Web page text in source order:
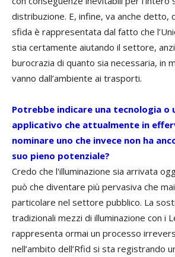
distribuzione. E, infine, va anche detto,
sfida è rappresentata dal fatto che
stia certamente aiutando il settore,
burocrazia di quanto sia necessaria, in
vanno dall’ambiente ai trasporti.
Potrebbe indicare una tecnologia o
applicativo che attualmente in
nominare uno che invece non ha
suo pieno potenziale?
Credo che l'illuminazione sia arrivata
può che diventare più pervasiva che
particolare nel settore pubblico. La
tradizionali mezzi di illuminazione con i
rappresenta ormai un processo
nell’ambito dell’Rfid si sta registrando